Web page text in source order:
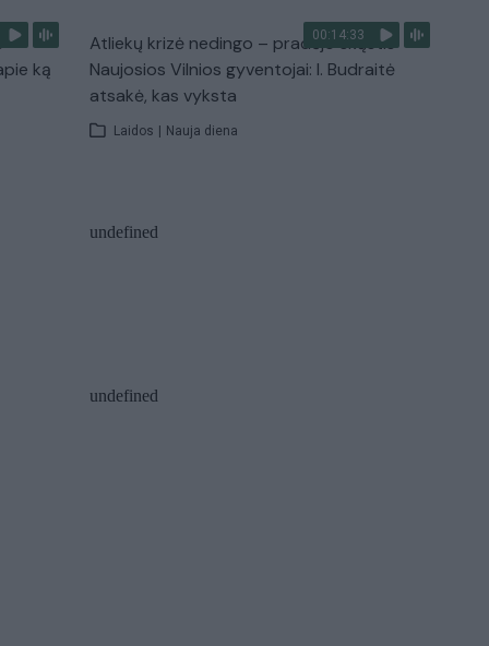
–
ką
00:14:33
Atliekų krizė nedingo – pradėjo skųstis
Naujosios Vilnios gyventojai: I. Budraitė
atsakė, kas vyksta
Laidos | Nauja diena